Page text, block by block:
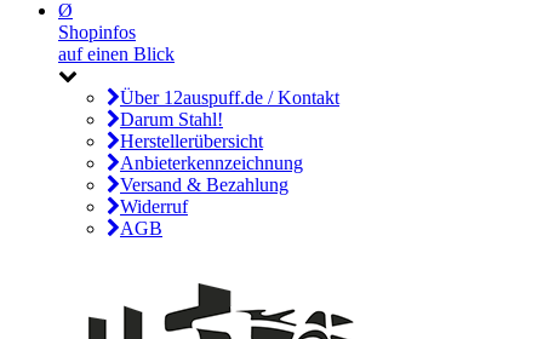
Ø
Shopinfos
auf einen Blick
Über 12auspuff.de / Kontakt
Darum Stahl!
Herstellerübersicht
Anbieterkennzeichnung
Versand & Bezahlung
Widerruf
AGB